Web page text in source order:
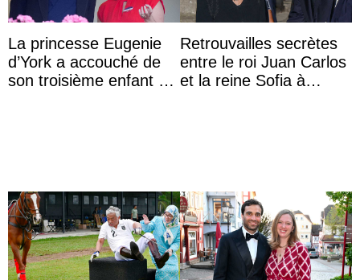
La princesse Eugenie
d’York a accouché de
son troisième enfant et
Retrouvailles secrètes
entre le roi Juan Carlos
et la reine Sofia à